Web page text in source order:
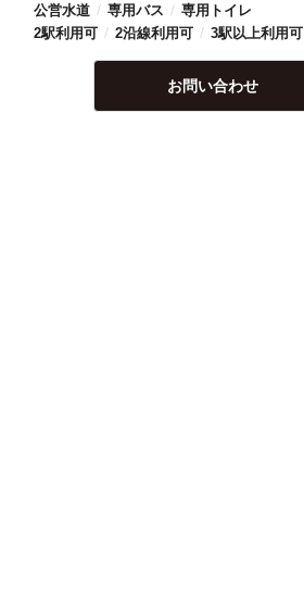
公営水道 / 専用バス / 専用トイレ
2駅利用可 / 2沿線利用可 / 3駅以上利用可
お問い合わせ